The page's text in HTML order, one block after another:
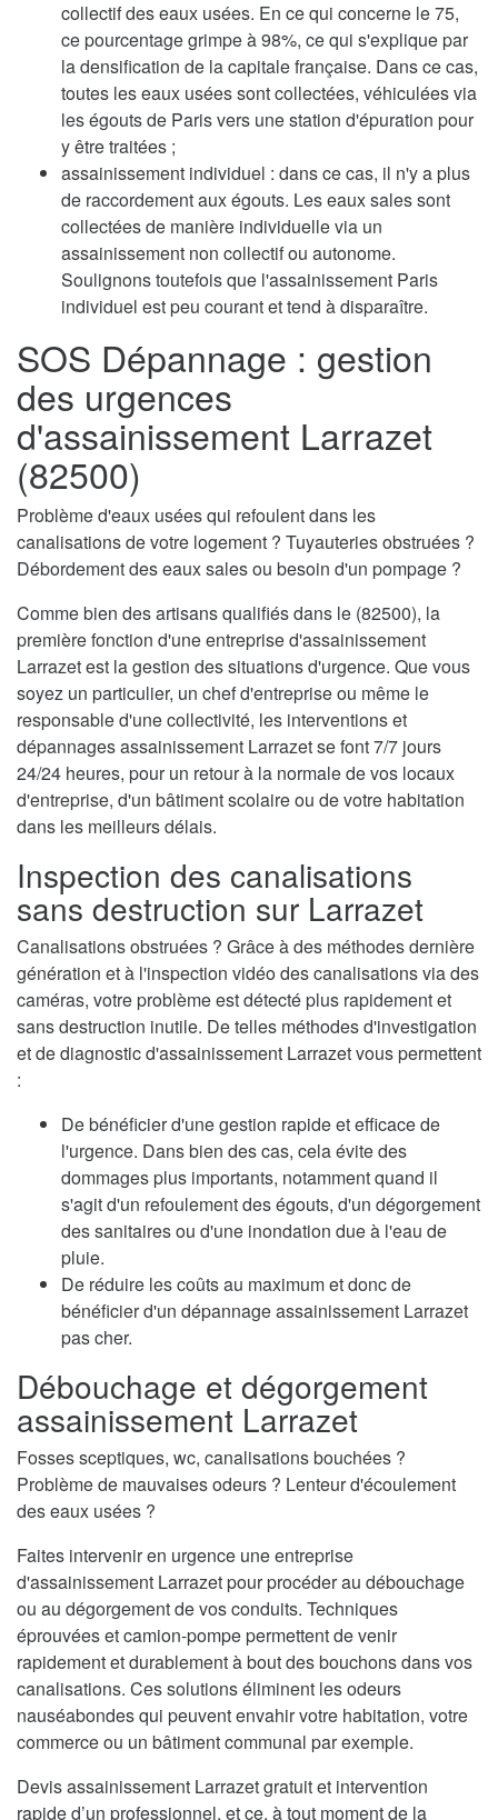
collectif des eaux usées. En ce qui concerne le 75,
ce pourcentage grimpe à 98%, ce qui s'explique par
la densification de la capitale française. Dans ce cas,
toutes les eaux usées sont collectées, véhiculées via
les égouts de Paris vers une station d'épuration pour
y être traitées ;
assainissement individuel : dans ce cas, il n'y a plus
de raccordement aux égouts. Les eaux sales sont
collectées de manière individuelle via un
assainissement non collectif ou autonome.
Soulignons toutefois que l'assainissement Paris
individuel est peu courant et tend à disparaître.
SOS Dépannage : gestion
des urgences
d'assainissement Larrazet
(82500)
Problème d'eaux usées qui refoulent dans les
canalisations de votre logement ? Tuyauteries obstruées ?
Débordement des eaux sales ou besoin d'un pompage ?
Comme bien des artisans qualifiés dans le (82500), la
première fonction d'une entreprise d'assainissement
Larrazet est la gestion des situations d'urgence. Que vous
soyez un particulier, un chef d'entreprise ou même le
responsable d'une collectivité, les interventions et
dépannages assainissement Larrazet se font 7/7 jours
24/24 heures, pour un retour à la normale de vos locaux
d'entreprise, d'un bâtiment scolaire ou de votre habitation
dans les meilleurs délais.
Inspection des canalisations
sans destruction sur Larrazet
Canalisations obstruées ? Grâce à des méthodes dernière
génération et à l'inspection vidéo des canalisations via des
caméras, votre problème est détecté plus rapidement et
sans destruction inutile. De telles méthodes d'investigation
et de diagnostic d'assainissement Larrazet vous permettent
:
De bénéficier d'une gestion rapide et efficace de
l'urgence. Dans bien des cas, cela évite des
dommages plus importants, notamment quand il
s'agit d'un refoulement des égouts, d'un dégorgement
des sanitaires ou d'une inondation due à l'eau de
pluie.
De réduire les coûts au maximum et donc de
bénéficier d'un dépannage assainissement Larrazet
pas cher.
Débouchage et dégorgement
assainissement Larrazet
Fosses sceptiques, wc, canalisations bouchées ?
Problème de mauvaises odeurs ? Lenteur d'écoulement
des eaux usées ?
Faites intervenir en urgence une entreprise
d'assainissement Larrazet pour procéder au débouchage
ou au dégorgement de vos conduits. Techniques
éprouvées et camion-pompe permettent de venir
rapidement et durablement à bout des bouchons dans vos
canalisations. Ces solutions éliminent les odeurs
nauséabondes qui peuvent envahir votre habitation, votre
commerce ou un bâtiment communal par exemple.
Devis assainissement Larrazet gratuit et intervention
rapide d’un professionnel, et ce, à tout moment de la